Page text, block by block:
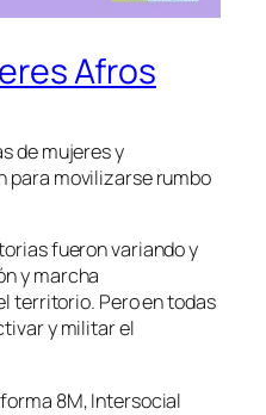
Afros
de mujeres y
para movilizarse rumbo
fueron variando y
y marcha
territorio. Pero en todas
y militar el
8M, Intersocial